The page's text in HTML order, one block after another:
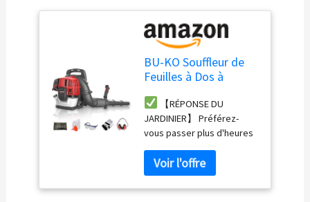
BU-KO Souffleur de
Feuilles à Dos à
Moteur Puissant à 2
Temps refroidi par air
– Léger avec Sangles
de Soutien
rembourrées
améliorées Lors de
l'utilisation –
【RÉPONSE DU
JARDINIER】 Préférez-
vous passer plus d'heures
à faire des travaux de
jardinage ou dépenser de
l'argent sur des outils
puissants pour faire le